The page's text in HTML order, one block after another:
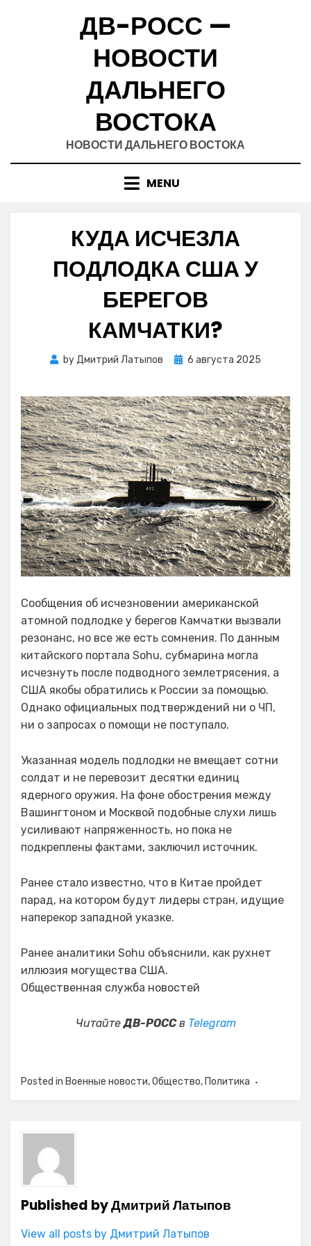
ДВ-РОСС —
НОВОСТИ
ДАЛЬНЕГО
ВОСТОКА
НОВОСТИ ДАЛЬНЕГО ВОСТОКА
MENU
КУДА ИСЧЕЗЛА
ПОДЛОДКА США У
БЕРЕГОВ
КАМЧАТКИ?
byДмитрий Латыпов
Posted
6 августа 2025
Сообщения об исчезновении американской
атомной подлодке у берегов Камчатки вызвали
резонанс, но все же есть сомнения. По данным
китайского портала Sohu, субмарина могла
исчезнуть после подводного землетрясения, а
США якобы обратились к России за помощью.
Однако официальных подтверждений ни о ЧП,
ни о запросах о помощи не поступало.
Указанная модель подлодки не вмещает сотни
солдат и не перевозит десятки единиц
ядерного оружия. На фоне обострения между
Вашингтоном и Москвой подобные слухи лишь
усиливают напряженность, но пока не
подкреплены фактами, заключил источник.
Ранее стало известно, что в Китае пройдет
парад, на котором будут лидеры стран, идущие
наперекор западной указке.
Ранее аналитики Sohu объяснили, как рухнет
иллюзия могущества США.
Общественная служба новостей
ЧитайтеДВ-РОССв Telegram
Posted in Военные новости,Общество, Политика
Published byДмитрий Латыпов
View all posts by Дмитрий Латыпов